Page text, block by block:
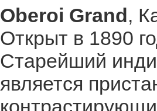
Oberoi Grand,
Открыт в 1890
Старейший
является